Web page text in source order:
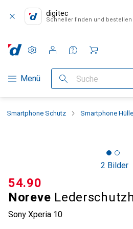
digitec
Schneller finden und bestellen
Navigation nach Kategorien
Menü Suche
Einstellungen
Kundenkonto
Vergleichslisten
Merklisten
Warenkorb
Smartphone Schutz Smartphone Hülle
2 Bilder
Noreve
Sony Xperia 10
CHF
54.90